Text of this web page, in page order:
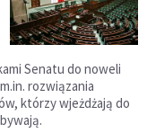
Senatu do noweli
rozwiązania
którzy wjeżdżają do